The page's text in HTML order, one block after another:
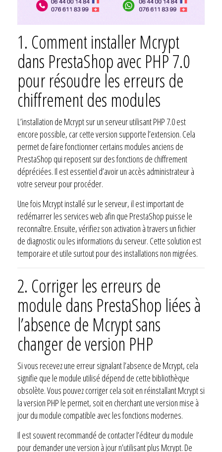
1. Comment installer Mcrypt
dans PrestaShop avec PHP 7.0
pour résoudre les erreurs de
chiffrement des modules
L’installation de Mcrypt sur un serveur utilisant PHP 7.0 est
encore possible, car cette version supporte l’extension. Cela
permet de faire fonctionner certains modules anciens de
PrestaShop qui reposent sur des fonctions de chiffrement
dépréciées. Il est essentiel d’avoir un accès administrateur à
votre serveur pour procéder.
Une fois Mcrypt installé sur le serveur, il est important de
redémarrer les services web afin que PrestaShop puisse le
reconnaître. Ensuite, vérifiez son activation à travers un fichier
de diagnostic ou les informations du serveur. Cette solution est
temporaire et utile surtout pour des installations non migrées.
2. Corriger les erreurs de
module dans PrestaShop liées à
l’absence de Mcrypt sans
changer de version PHP
Si vous recevez une erreur signalant l’absence de Mcrypt, cela
signifie que le module utilisé dépend de cette bibliothèque
obsolète. Vous pouvez corriger cela soit en réinstallant Mcrypt si
la version PHP le permet, soit en cherchant une version mise à
jour du module compatible avec les fonctions modernes.
Il est souvent recommandé de contacter l’éditeur du module
pour demander une version à jour n’utilisant plus Mcrypt. De